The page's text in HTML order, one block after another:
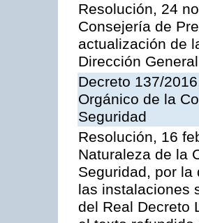
Resolución, 24
Consejería de
actualización de
Dirección
Decreto 137/
Orgánico de la
Seguridad
Resolución, 16
Naturaleza de la
Seguridad, por la
las instalaciones
del Real Decreto